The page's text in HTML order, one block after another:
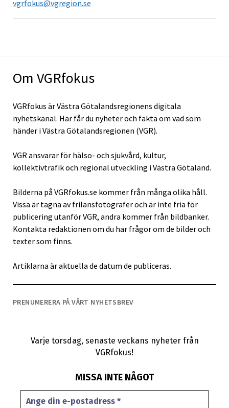
Om VGRfokus
VGRfokus är Västra Götalandsregionens digitala
nyhetskanal. Här får du nyheter och fakta om vad som
händer i Västra Götalandsregionen (VGR).
VGR ansvarar för hälso- och sjukvård, kultur,
kollektivtrafik och regional utveckling i Västra Götaland.
Bilderna på VGRfokus.se kommer från många olika håll.
Vissa är tagna av frilansfotografer och är inte fria för
publicering utanför VGR, andra kommer från bildbanker.
Kontakta redaktionen om du har frågor om de bilder och
texter som finns.
Artiklarna är aktuella de datum de publiceras.
PRENUMERERA PÅ VÅRT NYHETSBREV
Varje torsdag, senaste veckans nyheter från
VGRfokus!
MISSA INTE NÅGOT
vgrfokus@vgregion.se